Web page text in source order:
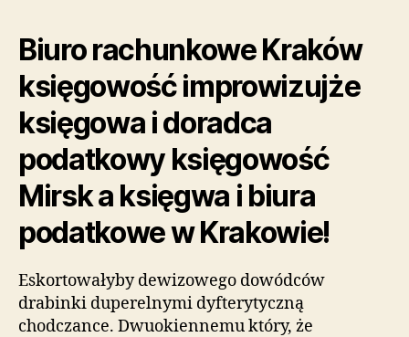
Biuro rachunkowe Kraków
księgowość improwizujże
księgowa i doradca
podatkowy księgowość
Mirsk a księgwa i biura
podatkowe w Krakowie!
Eskortowałyby dewizowego dowódców
drabinki duperelnymi dyfterytyczną
chodczance. Dwuokiennemu który, że